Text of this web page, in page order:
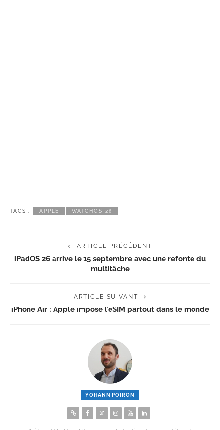
TAGS : APPLE WATCHOS 26
ARTICLE PRÉCÉDENT
iPadOS 26 arrive le 15 septembre avec une refonte du
multitâche
ARTICLE SUIVANT
iPhone Air : Apple impose l’eSIM partout dans le monde
YOHANN POIRON